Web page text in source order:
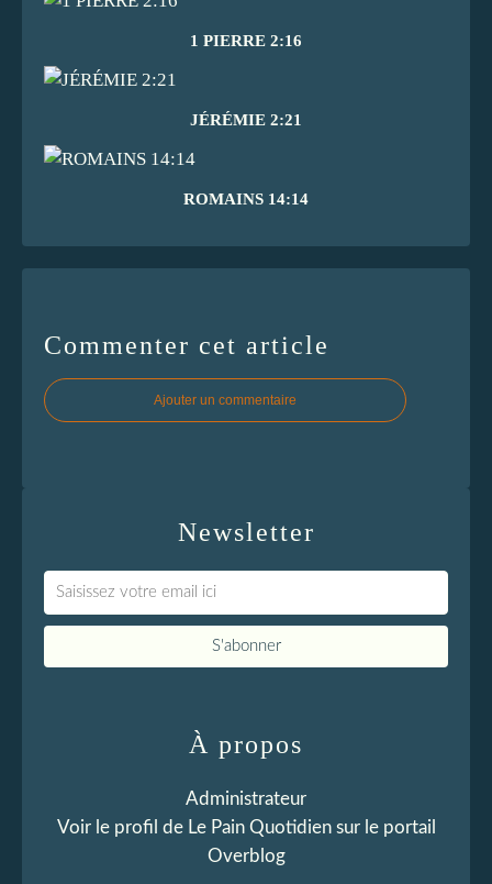
1 PIERRE 2:16
JÉRÉMIE 2:21
ROMAINS 14:14
Commenter cet article
Ajouter un commentaire
Newsletter
À propos
Administrateur
Voir le profil de Le Pain Quotidiensur le portail
Overblog